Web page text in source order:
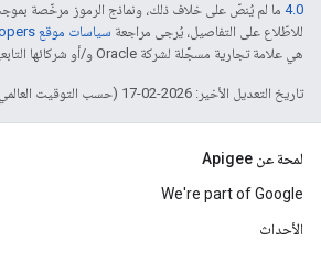
4.0‏ ما لم يُنصّ على خلاف ذلك، ونماذج الرموز مرخّصة
للاطّلاع على التفاصيل، يُرجى مراجعة سياسات موقع Google Developers‏
هي علامة تجارية مسجَّلة لشركة Oracle و/أو شركائها التابعين.
تاريخ التعديل الأخير: 2026-02-17 (حسب التوقيت العالمي المتفَّق عليه)
لمحة عن Apigee
We're part of Google
الأحداث